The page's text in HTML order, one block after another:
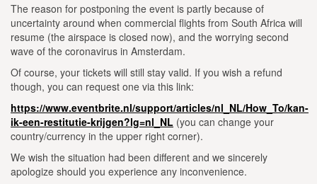
The reason for postponing the event is partly because of
uncertainty around when commercial flights from South Africa will
resume (the airspace is closed now), and the worrying second
wave of the coronavirus in Amsterdam.
Of course, your tickets will still stay valid. If you wish a refund
though, you can request one via this link:
https://www.eventbrite.nl/support/articles/nl_NL/How_To/kan-
ik-een-restitutie-krijgen?lg=nl_NL (you can change your
country/currency in the upper right corner).
We wish the situation had been different and we sincerely
apologize should you experience any inconvenience.